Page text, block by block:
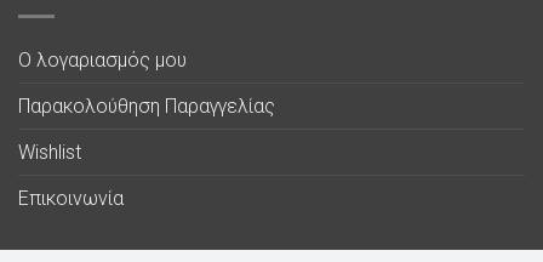
Ο λογαριασμός μου
Παρακολούθηση Παραγγελίας
Wishlist
Επικοινωνία